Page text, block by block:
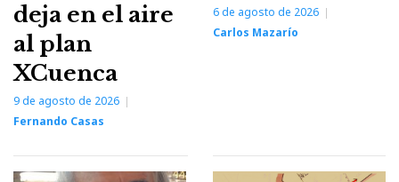
deja en el aire
al plan
XCuenca
9 de agosto de 2026
Fernando Casas
6 de agosto de 2026
Carlos Mazarío